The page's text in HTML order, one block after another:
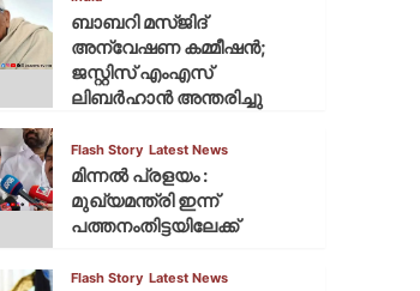
ബാബറി മസ്ജിദ്
അന്വേഷണ കമ്മീഷന്‍;
ജസ്റ്റിസ് എംഎസ്
ലിബര്‍ഹാന്‍ അന്തരിച്ചു
Flash Story Latest News
മിന്നല്‍ പ്രളയം :
മുഖ്യമന്ത്രി ഇന്ന്
പത്തനംതിട്ടയിലേക്ക്
Flash Story Latest News